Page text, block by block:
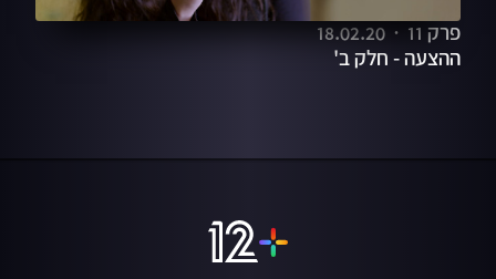
פרק 11
18.02.20
ההצעה - חלק ב'